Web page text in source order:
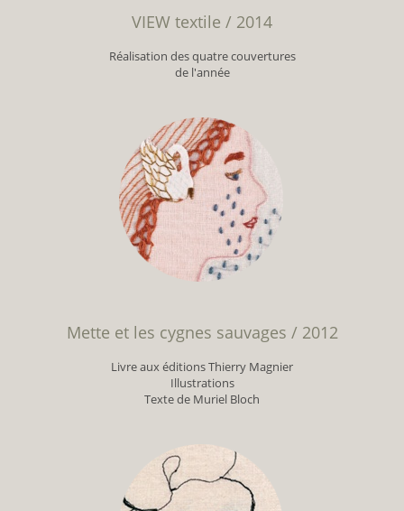
VIEW textile / 2014
Réalisation des quatre couvertures
de l'année
Mette et les cygnes sauvages / 2012
Livre aux éditions Thierry Magnier
Illustrations
Texte de Muriel Bloch